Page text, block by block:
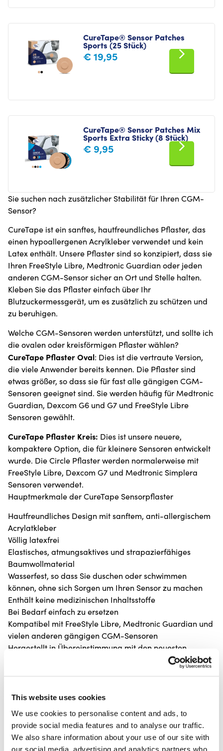
This website uses cookies
We use cookies to personalise content and ads, to
provide social media features and to analyse our traffic.
We also share information about your use of our site with
our social media, advertising and analytics partners who
CureTape® Sensor Patches
Sports (25 Stück)
€19,95
CureTape® Sensor Patches Mix
Sports Extra Sticky (8 Stück)
€9,95
Sie suchen nach zusätzlicher Stabilität für Ihren CGM-
Sensor?
CureTape ist ein sanftes, hautfreundliches Pflaster, das
einen hypoallergenen Acrylkleber verwendet und kein
Latex enthält. Unsere Pflaster sind so konzipiert, dass sie
Ihren FreeStyle Libre, Medtronic Guardian oder jeden
anderen CGM-Sensor sicher an Ort und Stelle halten.
Kleben Sie das Pflaster einfach über Ihr
Blutzuckermessgerät, um es zusätzlich zu schützen und
zu beruhigen.
Welche CGM-Sensoren werden unterstützt, und sollte ich
die ovalen oder kreisförmigen Pflaster wählen?
CureTape Pflaster Oval: Dies ist die vertraute Version,
die viele Anwender bereits kennen. Die Pflaster sind
etwas größer, so dass sie für fast alle gängigen CGM-
Sensoren geeignet sind. Sie werden häufig für Medtronic
Guardian, Dexcom G6 und G7 und FreeStyle Libre
Sensoren gewählt.
CureTape Pflaster Kreis: Dies ist unsere neuere,
kompaktere Option, die für kleinere Sensoren entwickelt
wurde. Die Circle Pflaster werden normalerweise mit
FreeStyle Libre, Dexcom G7 und Medtronic Simplera
Sensoren verwendet.
Hauptmerkmale der CureTape Sensorpflaster
Hautfreundliches Design mit sanftem, anti-allergischem
Acrylatkleber
Völlig latexfrei
Elastisches, atmungsaktives und strapazierfähiges
Baumwollmaterial
Wasserfest, so dass Sie duschen oder schwimmen
können, ohne sich Sorgen um Ihren Sensor zu machen
Enthält keine medizinischen Inhaltsstoffe
Bei Bedarf einfach zu ersetzen
Kompatibel mit FreeStyle Libre, Medtronic Guardian und
vielen anderen gängigen CGM-Sensoren
Hergestellt in Übereinstimmung mit den neuesten
Anleitung zum Anbringen eines Sensor-Patches
Häufig gestellte Fragen zu Sensorpflastern
Klicken Sie auf die Fragen unten, um die Antworten zu
sehen.
Sind die Sensorpflaster wasserfest?Ja. Unsere Pflaster